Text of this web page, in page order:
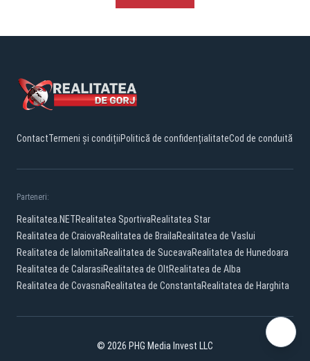
ContactTermeni și condițiiPolitică de confidențialitateCod de conduită
Parteneri:
Realitatea.NETRealitatea SportivaRealitatea Star
Realitatea de CraiovaRealitatea de BrailaRealitatea de Vaslui
Realitatea de IalomitaRealitatea de SuceavaRealitatea de Hunedoara
Realitatea de CalarasiRealitatea de OltRealitatea de Alba
Realitatea de CovasnaRealitatea de ConstantaRealitatea de Harghita
© 2026 PHG Media Invest LLC